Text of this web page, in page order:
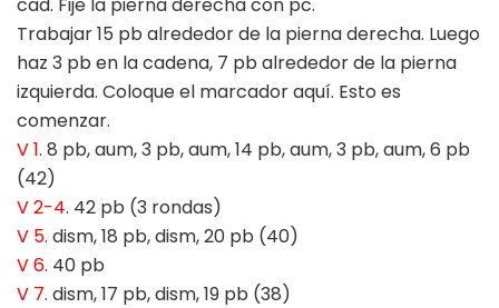
Trabajar 15 pb alrededor de la pierna derecha. Luego
haz 3 pb en la cadena, 7 pb alrededor de la pierna
izquierda. Coloque el marcador aquí. Esto es
comenzar.
V 1. 8 pb, aum, 3 pb, aum, 14 pb, aum, 3 pb, aum, 6 pb
(42)
V 2-4. 42 pb (3 rondas)
V 5. dism, 18 pb, dism, 20 pb (40)
V 6. 40 pb
V 7. dism, 17 pb, dism, 19 pb (38)